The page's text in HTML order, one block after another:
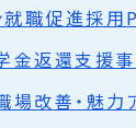
金返還支援